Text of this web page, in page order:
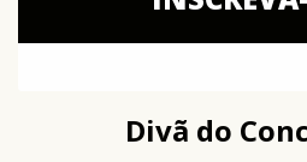
Divã do